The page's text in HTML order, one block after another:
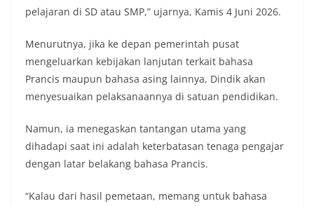
pelajaran di SD atau SMP,” ujarnya, Kamis 4 Juni 2026.
Menurutnya, jika ke depan pemerintah pusat
mengeluarkan kebijakan lanjutan terkait bahasa
Prancis maupun bahasa asing lainnya, Dindik akan
menyesuaikan pelaksanaannya di satuan pendidikan.
Namun, ia menegaskan tantangan utama yang
dihadapi saat ini adalah keterbatasan tenaga pengajar
dengan latar belakang bahasa Prancis.
“Kalau dari hasil pemetaan, memang untuk bahasa